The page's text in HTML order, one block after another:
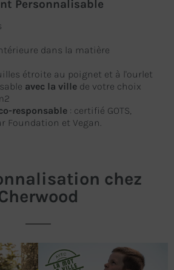
Personnalisable
dans la matière
étroite au poignet et à l'ourlet
avec la ville de votre choix
responsable : certifié GOTS,
Foundation et Vegan.
chez